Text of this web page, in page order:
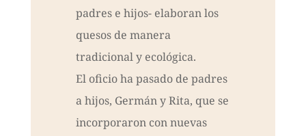
padres e hijos- elaboran los
quesos de manera
tradicional y ecológica.
El oficio ha pasado de padres
a hijos, Germán y Rita, que se
incorporaron con nuevas